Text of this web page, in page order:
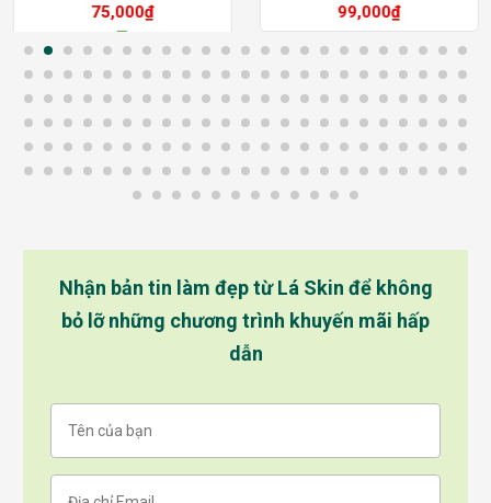
hạng 5sao
75,000₫
–
392,000₫
hạng5sao
99,000₫
Nhận bản tin làm đẹp từ Lá Skin để không
bỏ lỡ những chương trình khuyến mãi hấp
dẫn